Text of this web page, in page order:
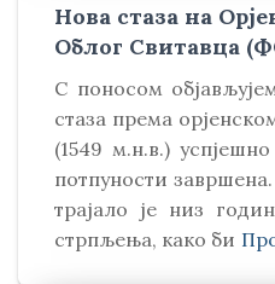
Нова стаза на
Облог Свитавца
С поносом
стаза према
(1549 м.н.в.)
потпуности
трајало је низ
стрпљења, како би